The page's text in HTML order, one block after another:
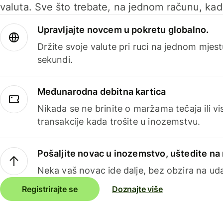
valuta. Sve što trebate, na jednom računu,
Upravljajte novcem u pokretu globalno.
Držite svoje valute pri ruci na jednom
sekundi.
Međunarodna debitna kartica
Nikada se ne brinite o maržama tečaja ili
transakcije kada trošite u inozemstvu.
Pošaljite novac u inozemstvo, uštedite na
Neka vaš novac ide dalje, bez obzira na
Registrirajte se Doznajte više